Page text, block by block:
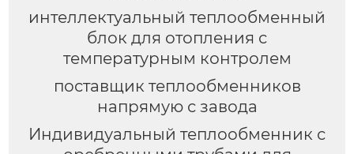
интеллектуальный теплообменный
блок для отопления с
температурным контролем
поставщик теплообменников
напрямую с завода
Индивидуальный теплообменник с